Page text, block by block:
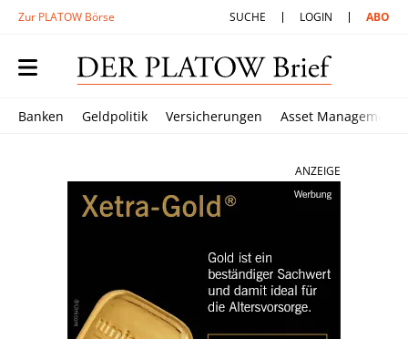
Zur PLATOW Börse SUCHE LOGIN ABO
Banken Geldpolitik Versicherungen Asset Management
ANZEIGE